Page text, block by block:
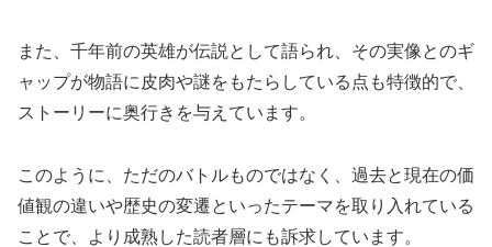
また、千年前の英雄が伝説として語られ、その実像とのギ
ャップが物語に皮肉や謎をもたらしている点も特徴的で、
ストーリーに奥行きを与えています。
このように、ただのバトルものではなく、過去と現在の価
値観の違いや歴史の変遷といったテーマを取り入れている
ことで、より成熟した読者層にも訴求しています。